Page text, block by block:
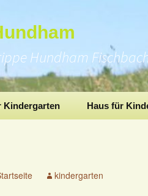
Hundham
Kindergarten Haus für
kindergarten